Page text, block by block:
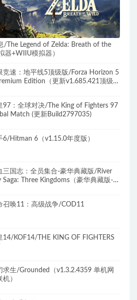
/The Legend of Zelda: Breath of the
器+WIIU模拟器）
竞速：地平线5顶级版/Forza Horizon 5
Edition（更新v1.685.421顶级
97：全球对决/The King of Fighters 97
Match (更新Build2797035)
6/Hitman 6（v1.15.0年度版）
三国志：全员集合-豪华典藏版/River
Saga: Three Kingdoms（豪华典藏版-
召唤11：高级战争/COD11
14/KOF14/THE KING OF FIGHTERS
求生/Grounded（v1.3.2.4359 单机网
机）